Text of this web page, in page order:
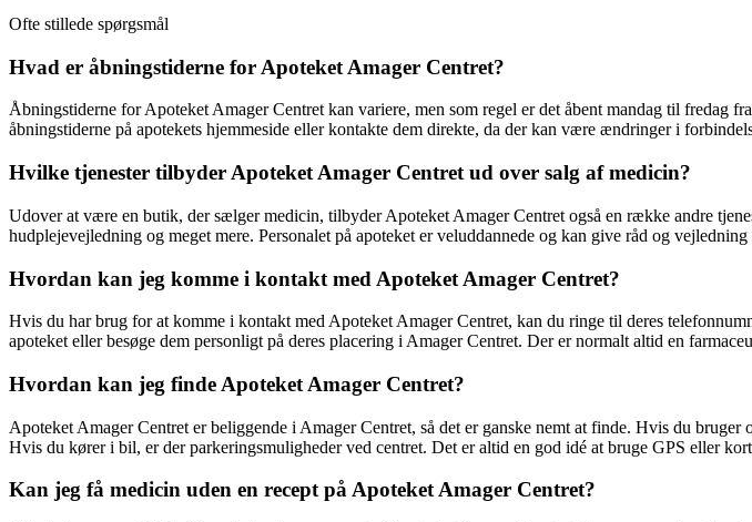
Ofte stillede spørgsmål
Hvad er åbningstiderne for Apoteket Amager Centret?
Åbningstiderne for Apoteket Amager Centret kan variere, men som regel er det åbent mandag til
åbningstiderne på apotekets hjemmeside eller kontakte dem direkte, da der kan være ændringer i
Hvilke tjenester tilbyder Apoteket Amager Centret ud over salg af medicin?
Udover at være en butik, der sælger medicin, tilbyder Apoteket Amager Centret også en række andre
hudplejevejledning og meget mere. Personalet på apoteket er veluddannede og kan give råd og
Hvordan kan jeg komme i kontakt med Apoteket Amager Centret?
Hvis du har brug for at komme i kontakt med Apoteket Amager Centret, kan du ringe til deres
apoteket eller besøge dem personligt på deres placering i Amager Centret. Der er normalt altid en
Hvordan kan jeg finde Apoteket Amager Centret?
Apoteket Amager Centret er beliggende i Amager Centret, så det er ganske nemt at finde. Hvis du
Hvis du kører i bil, er der parkeringsmuligheder ved centret. Det er altid en god idé at bruge GPS eller
Kan jeg få medicin uden en recept på Apoteket Amager Centret?